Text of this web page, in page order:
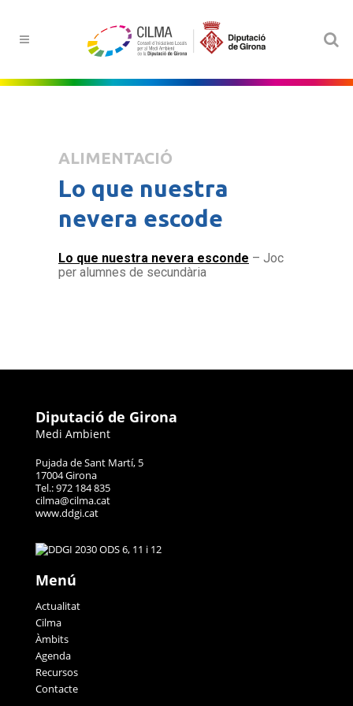
ALIMENTACIÓ
Lo que nuestra
nevera escode
Lo que nuestra nevera esconde – Joc
per alumnes de secundària
Diputació de Girona
Medi Ambient
Pujada de Sant Martí, 5
17004 Girona
Tel.: 972 184 835
cilma@cilma.cat
www.ddgi.cat
Menú
Actualitat
Cilma
Àmbits
Agenda
Recursos
Contacte